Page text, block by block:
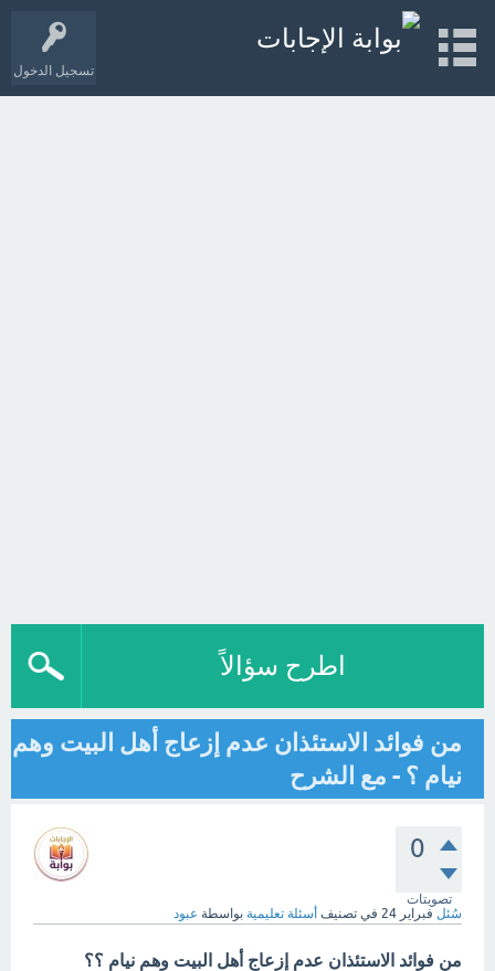
تسجيل الدخول
اطرح سؤالاً
من فوائد الاستئذان عدم إزعاج أهل البيت وهم
نيام ؟ - مع الشرح
0
تصويتات
سُئل فبراير 24 في تصنيف أسئلة تعليمية بواسطة عبود
من فوائد الاستئذان عدم إزعاج أهل البيت وهم نيام ؟؟